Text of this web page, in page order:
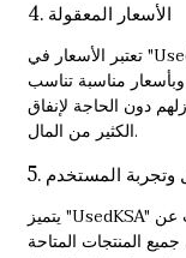
4. الأسعار المعقولة
تعتبر الأسعار في "UsedKSA" معقولة للغاية مقارنةً بالأسواق التقليدية.
مناسبة تناسب
دون الحاجة لإنفاق
الكثير من المال.
وتجربة المستخدم
يتميز "UsedKSA" بسهولة الاستخدام، حيث يمكن للعملاء البحث عن
المنتجات المتاحة